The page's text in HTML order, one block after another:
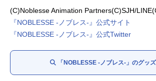
(C)Noblesse Animation Partners(C)SJH/
『NOBLESSE -ノブレス-』公式サイト
『NOBLESSE -ノブレス-』公式Twitter
「NOBLESSE -ノブレス-」のグッ